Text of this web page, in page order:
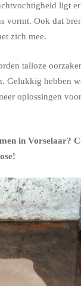
ligt
vormt. Ook dat
zich mee.
talloze
Gelukkig hebben
oplossingen
in Vorselaar?